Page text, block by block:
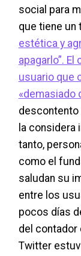
social para
que tiene un
estética y
apagarlo”.
usuario que
«demasiado
descontento
la considera
tanto,
como el
saludan su
entre los
pocos días
del contador
Twitter